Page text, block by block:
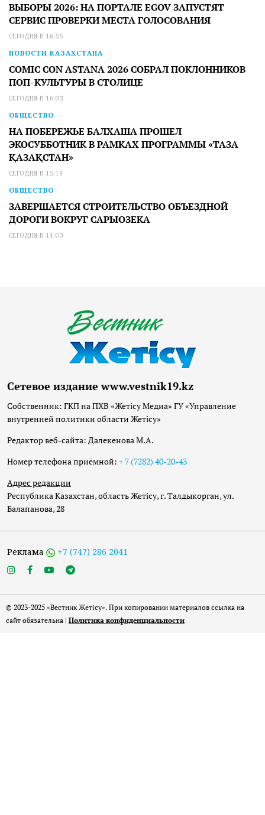
ВЫБОРЫ 2026: НА ПОРТАЛЕ EGOV ЗАПУСТЯТ
СЕРВИС ПРОВЕРКИ МЕСТА ГОЛОСОВАНИЯ
СЕГОДНЯ В 16:55
НОВОСТИ КАЗАХСТАНА
COMIC CON ASTANA 2026 СОБРАЛ ПОКЛОННИКОВ
ПОП-КУЛЬТУРЫ В СТОЛИЦЕ
СЕГОДНЯ В 16:03
ОБЩЕСТВО
НА ПОБЕРЕЖЬЕ БАЛХАША ПРОШЕЛ
ЭКОСУББОТНИК В РАМКАХ ПРОГРАММЫ «ТАЗА
ҚАЗАҚСТАН»
СЕГОДНЯ В 15:19
ОБЩЕСТВО
ЗАВЕРШАЕТСЯ СТРОИТЕЛЬСТВО ОБЪЕЗДНОЙ
ДОРОГИ ВОКРУГ САРЫОЗЕКА
СЕГОДНЯ В 14:03
Сетевое издание www.vestnik19.kz
Собственник: ГКП на ПХВ «Жетісу Медиа» ГУ «Управление
внутренней политики области Жетісу»
Редактор веб-сайта: Далекенова М.А.
Номер телефона приёмной: + 7 (7282) 40-20-43
Адрес редакции
Республика Казахстан, область Жетісу, г. Талдыкорган, ул.
Балапанова, 28
Реклама +7 (747) 286 2041
© 2023-2025 «Вестник Жетісу». При копировании материалов ссылка на
сайт обязательна | Политика конфиденциальности